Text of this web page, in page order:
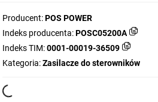
Producent:POS POWER
Indeks producenta:POSC05200A
Indeks TIM:0001-00019-36509
Kategoria:Zasilacze do sterowników